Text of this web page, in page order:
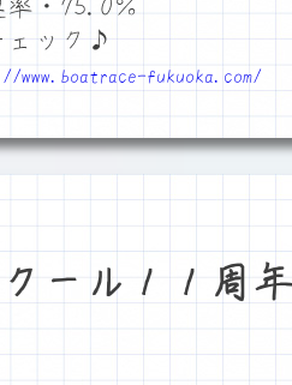
・75.0％
ェック♪
www.boatrace-fukuoka.com/
ール１１周